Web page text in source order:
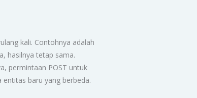
kali. Contohnya adalah
hasilnya tetap sama.
permintaan POST untuk
baru yang berbeda.